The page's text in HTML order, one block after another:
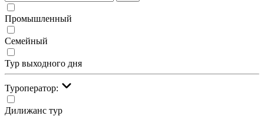
Промышленный
Семейный
Тур выходного дня
Туроператор:
Дилижанс тур